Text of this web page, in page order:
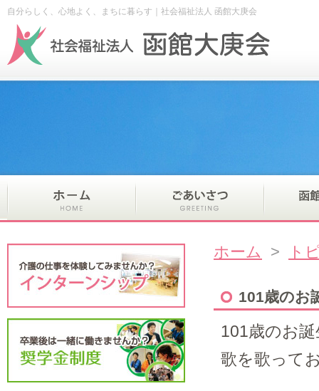
自分らしく、心地よく、まちに暮らす｜社会福祉法人 函館大庚会
ホーム > ト
101歳のお
101歳のお
歌を歌って